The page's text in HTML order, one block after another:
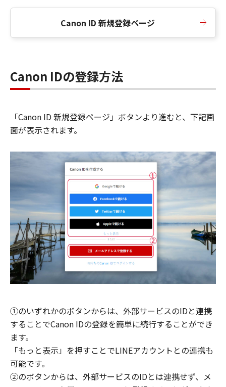
Canon ID 新規登録ページ
Canon IDの登録方法
「Canon ID 新規登録ページ」ボタンより進むと、下記画
面が表示されます。
①のいずれかのボタンからは、外部サービスのIDと連携
することでCanon IDの登録を簡単に続行することができ
ます。
「もっと表示」を押すことでLINEアカウントとの連携も
可能です。
②のボタンからは、外部サービスのIDとは連携せず、メ